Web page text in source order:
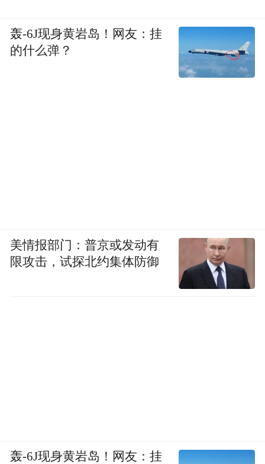
轰-6J现身黄岩岛！网友：挂
的什么弹？
美情报部门：普京或发动有
限攻击，试探北约集体防御
轰-6J现身黄岩岛！网友：挂